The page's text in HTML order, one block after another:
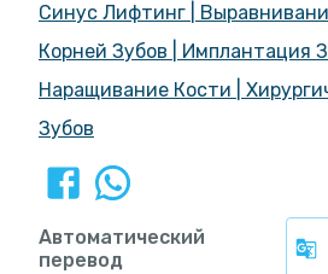
Синус Лифтинг
Корней Зубов
Имплантация
Наращивание Кости
Зубов
Автоматический
перевод